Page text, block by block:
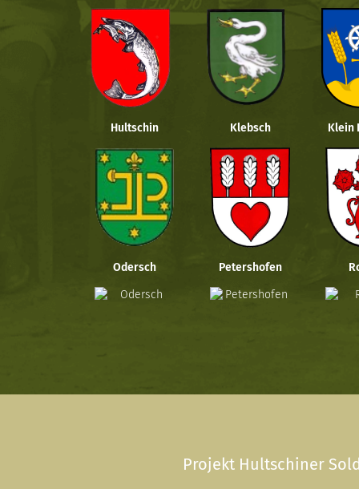
Hultschin Klebsch Klein
Odersch Petershofen
Projekt Hultschiner